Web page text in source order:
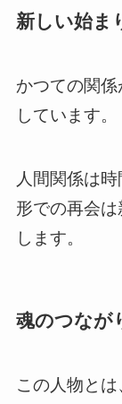
新しい始ま
かつての関
しています。
人間関係は
形での再会
します。
魂のつなが
この人物と